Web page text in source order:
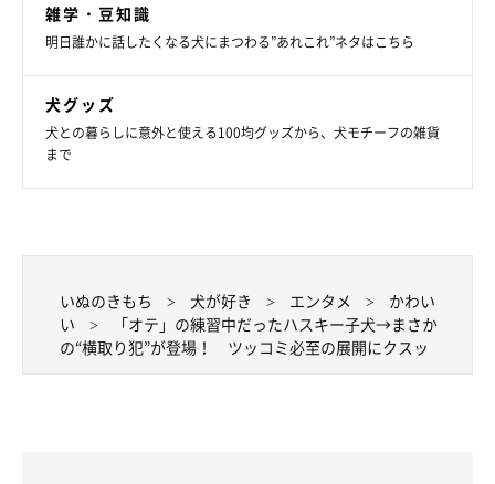
雑学・豆知識
明日誰かに話したくなる犬にまつわる”あれこれ”ネタはこちら
犬グッズ
犬との暮らしに意外と使える100均グッズから、犬モチーフの雑貨
まで
いぬのきもち 犬が好き エンタメ
かわい
い
「オテ」の練習中だったハスキー子犬→まさか
の“横取り犯”が登場！ ツッコミ必至の展開にクスッ